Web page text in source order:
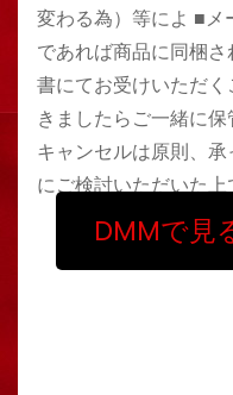
変わる為）等によ ■メ
であれば商品に同梱
書にてお受けいただ
きましたらご一緒に
キャンセルは原則、
にご検討いただいた上
DMMで見